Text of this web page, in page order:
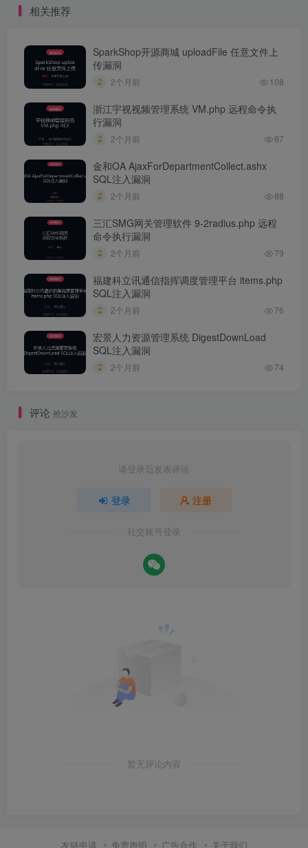
相关推荐
SparkShop开源商城 uploadFile 任意文件上
传漏洞
2个月前 108
浙江宇视视频管理系统 VM.php 远程命令执
行漏洞
2个月前 97
金和OA AjaxForDepartmentCollect.ashx
SQL注入漏洞
2个月前 88
三汇SMG网关管理软件 9-2radius.php 远程
命令执行漏洞
2个月前 79
福建科立讯通信指挥调度管理平台 items.php
SQL注入漏洞
2个月前 76
宏景人力资源管理系统 DigestDownLoad
SQL注入漏洞
2个月前 74
评论 抢沙发
请登录后发表评论
登录 注册
社交账号登录
暂无评论内容
友链申请 免责声明 广告合作 关于我们